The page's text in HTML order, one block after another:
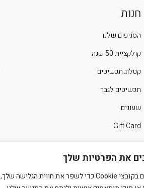
את הפרטיות שלך
אנו משתמשים בקובצי Cookie כדי לשפר את חווית הגלישה שלך,
חנות
הסניפים שלנו
קולקציית 50 שנה
קטלוג תכשיטים
תכשיטים לגבר
שעונים
Gift Card